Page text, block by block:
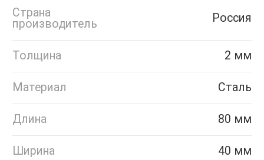
Страна
производитель
Россия
Толщина 2 мм
Материал Сталь
Длина 80 мм
Ширина 40 мм